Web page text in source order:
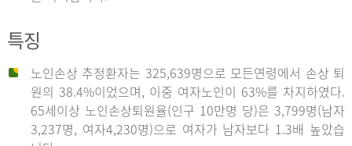
특징
노인손상 추정환자는 325,639명으로 모든연령에서 손상 퇴
원의 38.4%이었으며, 이중 여자노인이 63%를 차지하였다.
65세이상 노인손상퇴원율(인구 10만명 당)은 3,799명(남자
3,237명, 여자4,230명)으로 여자가 남자보다 1.3배 높았습